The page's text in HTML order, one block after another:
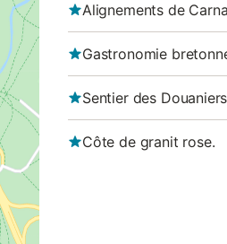
Alignements de
Gastronomie
Sentier des Douaniers
Côte de granit rose.